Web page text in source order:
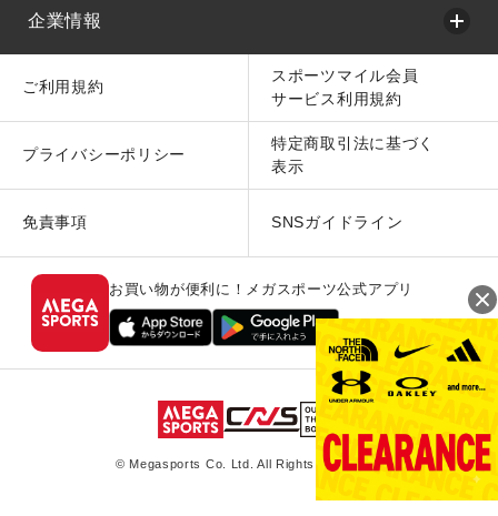
企業情報
ご利用規約
スポーツマイル会員
サービス利用規約
プライバシーポリシー
特定商取引法に基づく
表示
免責事項 SNSガイドライン
お買い物が便利に！メガスポーツ公式アプリ
© Megasports Co. Ltd. All Rights Reserved.